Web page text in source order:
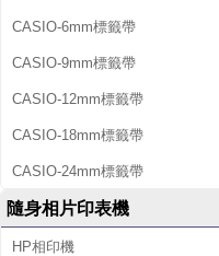
CASIO-6mm標籤帶
CASIO-9mm標籤帶
CASIO-12mm標籤帶
CASIO-18mm標籤帶
CASIO-24mm標籤帶
隨身相片印表機
HP相印機